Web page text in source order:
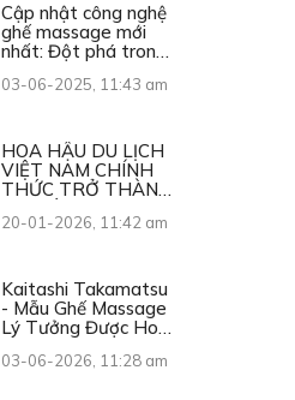
Cập nhật công nghệ
ghế massage mới
nhất: Đột phá trong
03-06-2025, 11:43 am
HOA HẬU DU LỊCH
VIỆT NAM CHÍNH
THỨC TRỞ THÀNH
HIỆU KAITASHI
20-01-2026, 11:42 am
Kaitashi Takamatsu
- Mẫu Ghế Massage
Lý Tưởng Được Hoa
Nam 2026 Lựa Chọn
03-06-2026, 11:28 am